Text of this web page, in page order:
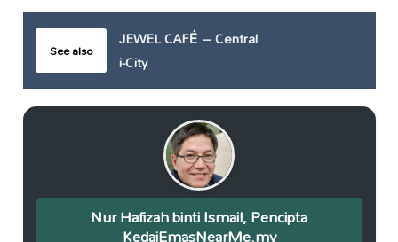
See also
JEWEL CAFÉ – Central
i-City
Nur Hafizah binti Ismail, Pencipta